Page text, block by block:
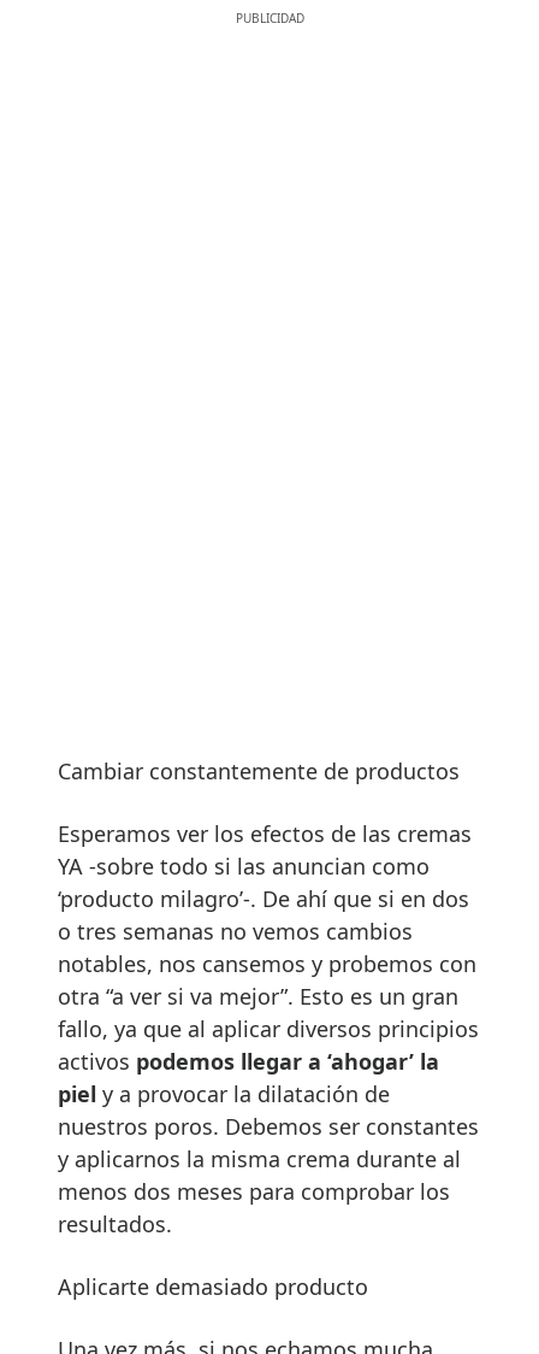
Cambiar constantemente de productos
Esperamos ver los efectos de las cremas
YA -sobre todo si las anuncian como
‘producto milagro’-. De ahí que si en dos
o tres semanas no vemos cambios
notables, nos cansemos y probemos con
otra “a ver si va mejor”. Esto es un gran
fallo, ya que al aplicar diversos principios
activos podemos llegar a ‘ahogar’ la
piel y a provocar la dilatación de
nuestros poros. Debemos ser constantes
y aplicarnos la misma crema durante al
menos dos meses para comprobar los
resultados.
Aplicarte demasiado producto